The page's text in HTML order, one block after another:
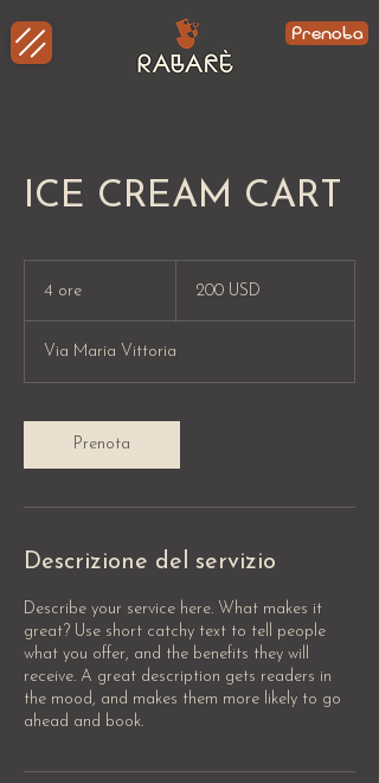
Prenota
ICE CREAM CART
4 ore
e
statunitensi
200 USD
Via Maria Vittoria
Prenota
Descrizione del servizio
Describe your service here. What makes it
great? Use short catchy text to tell people
what you offer, and the benefits they will
receive. A great description gets readers in
the mood, and makes them more likely to go
ahead and book.